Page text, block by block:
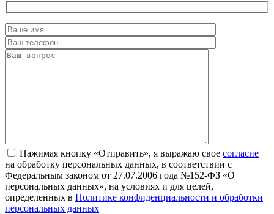
Нажимая кнопку «Отправить», я выражаю свое согласие
на обработку персональных данных, в соответствии с
Федеральным законом от 27.07.2006 года №152-ФЗ «О
персональных данных», на условиях и для целей,
определенных в Политике конфиденциальности и обработки
персональных данных